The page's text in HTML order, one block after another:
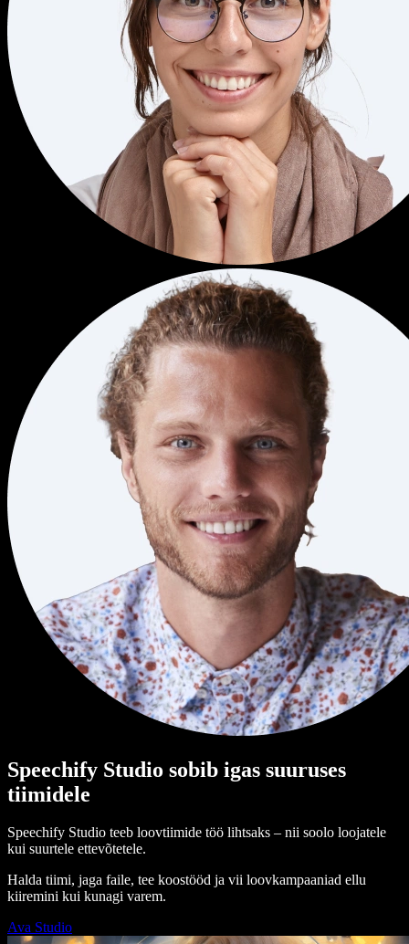
Speechify Studio sobib igas suuruses
tiimidele
Speechify Studio teeb loovtiimide töö lihtsaks – nii soolo loojatele
kui suurtele ettevõtetele.
Halda tiimi, jaga faile, tee koostööd ja vii loovkampaaniad ellu
kiiremini kui kunagi varem.
Ava Studio